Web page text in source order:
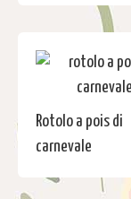
Rotolo a pois di
carnevale